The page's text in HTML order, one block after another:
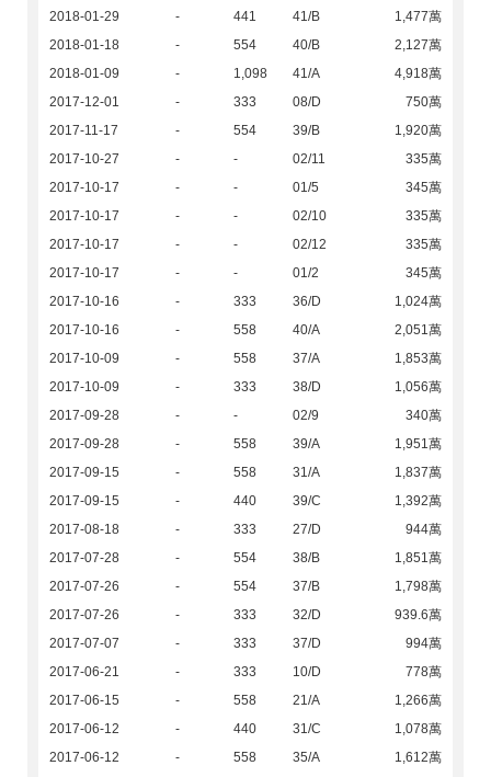
2018-01-29 - 441 41/B
1,477萬
2018-01-18
- 554 40/B
2,127萬
2018-01-09
- 1,098 41/A
4,918萬
2017-12-01
- 333 08/D
750萬
2017-11-17
- 554 39/B
1,920萬
2017-10-27
- - 02/11
335萬
2017-10-17
- - 01/5
345萬
2017-10-17
- - 02/10
335萬
2017-10-17
- - 02/12
335萬
2017-10-17
- - 01/2
345萬
2017-10-16
- 333 36/D
1,024萬
2017-10-16
- 558 40/A
2,051萬
2017-10-09
- 558 37/A
1,853萬
2017-10-09
- 333 38/D
1,056萬
2017-09-28
- - 02/9
340萬
2017-09-28
- 558 39/A
1,951萬
2017-09-15
- 558 31/A
1,837萬
2017-09-15
- 440 39/C
1,392萬
2017-08-18
- 333 27/D
944萬
2017-07-28
- 554 38/B
1,851萬
2017-07-26
- 554 37/B
1,798萬
2017-07-26
- 333 32/D
939.6萬
2017-07-07
- 333 37/D
994萬
2017-06-21
- 333 10/D
778萬
2017-06-15
- 558 21/A
1,266萬
2017-06-12
- 440 31/C
1,078萬
2017-06-12
- 558 35/A
1,612萬